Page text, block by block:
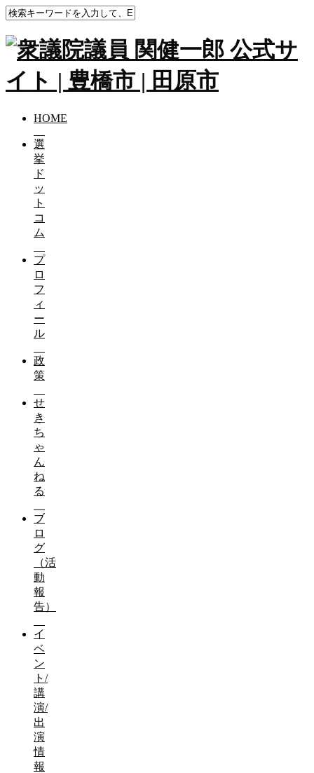
HOME
選
挙
ド
ッ
ト
コ
ム
プ
ロ
フ
ィ
ー
ル
政
策
せ
き
ち
ゃ
ん
ね
る
ブ
ロ
グ
（活
動
報
告）
イ
ベ
ン
ト/
講
演/
出
演
情
報